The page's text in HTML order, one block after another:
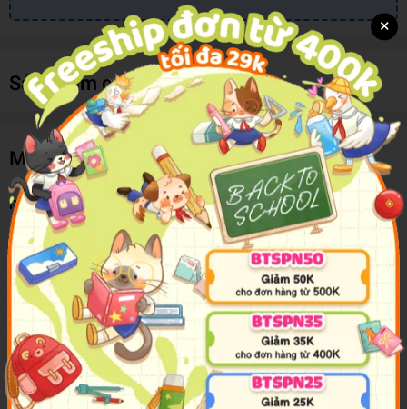
Sản phẩm cùng loại
Mô tả sản phẩm
Practice Book: Number Skills
Get Set Go Mathematics Practice Book: Number Skills is a highly
illustrated activity book that makes creative use of familiar fairytales
to introduce simple calculations in a way that is engaging and full of
fun. Packed with number activities, all with simple instructions to
follow Explores basic skills such as number pairs from 1 to 10 in an
approachable way through the use of fairytales and charming
illustrations Mathematical content devised by numeracy expert
Caroline Clissold
×